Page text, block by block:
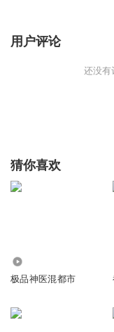
用户评论
还没有
猜你喜欢
极品神医混都市